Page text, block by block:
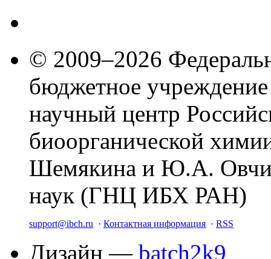
© 2009–2026
бюджетное
научный центр
биоорганической
Шемякина и Ю.А.
наук (ГНЦ ИБХ РАН)
support@ibch.ru · Контактная информация · RSS
Дизайн — batch2k9